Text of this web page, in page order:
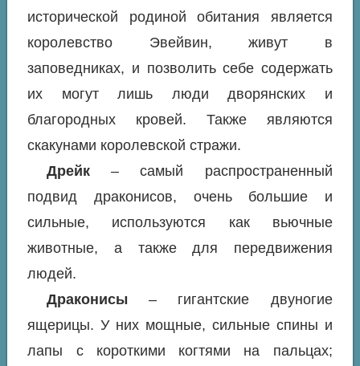
исторической родиной обитания является
королевство Эвейвин, живут в
заповедниках, и позволить себе содержать
их могут лишь люди дворянских и
благородных кровей. Также являются
скакунами королевской стражи.
Дрейк– самый распространенный
подвид драконисов, очень большие и
сильные, используются как вьючные
животные, а также для передвижения
людей.
Драконисы – гигантские двуногие
ящерицы. У них мощные, сильные спины и
лапы с короткими когтями на пальцах;